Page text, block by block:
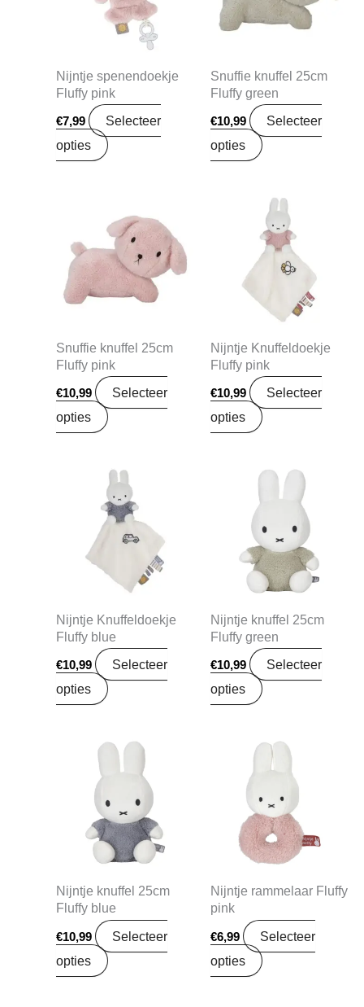
Nijntje spenendoekje
Fluffy pink
€7,99
Selecteer
opties
Snuffie knuffel 25cm
Fluffy green
€10,99
Selecteer
opties
Snuffie knuffel 25cm
Fluffy pink
€10,99
Selecteer
opties
Nijntje Knuffeldoekje
Fluffy pink
€10,99
Selecteer
opties
Nijntje Knuffeldoekje
Fluffy blue
€10,99
Selecteer
opties
Nijntje knuffel 25cm
Fluffy green
€10,99
Selecteer
opties
Nijntje knuffel 25cm
Fluffy blue
€10,99
Selecteer
opties
Nijntje rammelaar Fluffy
pink
€6,99
Selecteer
opties